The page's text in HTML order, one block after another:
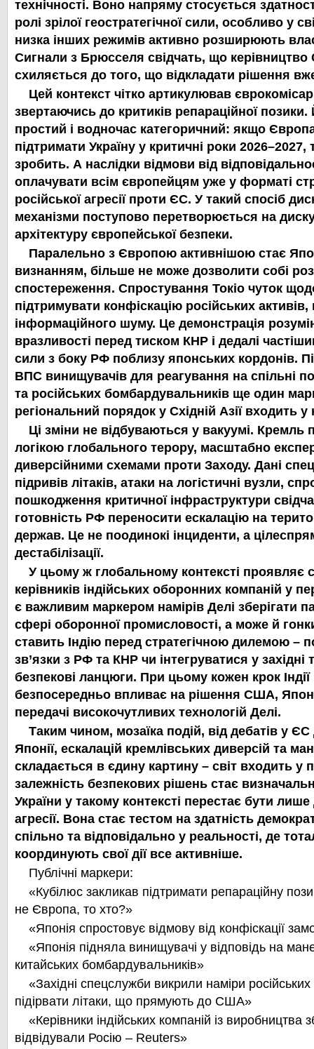
технічності. Воно напряму стосується
ролі зрілої геостратегічної сили, особливо у
низка інших режимів активно розширюють
Сигнали з Брюсселя свідчать, що
схиляється до того, що відкладати рішення
Цей контекст чітко артикулював
звертаючись до критиків репараційної
простий і водночас категоричний: якщо
підтримати Україну у критичні роки 2026–2027,
зробить. А наслідки відмови від
оплачувати всім європейцям уже у форматі
російської агресії проти ЄС. У такий спосіб
механізми поступово перетворюється на
архітектуру європейської безпеки.
Паралельно з Європою активнішою стає
визнанням, більше не може дозволити собі
спостереження. Спростування Токіо чуток
підтримувати конфіскацію російських
інформаційного шуму. Це демонстрація
вразливості перед тиском КНР і дедалі
сили з боку РФ поблизу японських кордонів.
ВПС винищувачів для реагування на спільні
та російських бомбардувальників ще один
регіональний порядок у Східній Азії входить
Ці зміни не відбуваються у вакуумі. Кремль
логікою глобального терору, масштабно
диверсійними схемами проти Заходу. Дані
підривів літаків, атаки на логістичні вузли,
пошкодження критичної інфраструктури
готовність РФ переносити ескалацію на
держав. Це не поодинокі інциденти, а
дестабілізації.
У цьому ж глобальному контексті проявляє
керівників індійських оборонних компаній у
є важливим маркером намірів Делі зберігати
сфері оборонної промисловості, а може й
ставить Індію перед стратегічною дилемою –
зв’язки з РФ та КНР чи інтегруватися у західні
безпекові ланцюги. При цьому кожен крок
безпосередньо впливає на рішення США,
передачі високочутливих технологій Делі.
Таким чином, мозаїка подій, від дебатів у ЄС
Японії, ескалацій кремлівських диверсій та
складається в єдину картину – світ входить у
залежність безпекових рішень стає
України у такому контексті перестає бути
агресії. Вона стає тестом на здатність
спільно та відповідально у реальності, де
координують свої дії все активніше.
Публічні маркери:
«Кубілюс закликав підтримати репараційну
не Європа, то хто?»
«Японія спростовує відмову від конфіскації
«Японія підняла винищувачі у відповідь на
китайських бомбардувальників»
«Західні спецслужби викрили наміри
підірвати літаки, що прямують до США»
«Керівники індійських компаній із виробництва
відвідували Росію – Reuters»